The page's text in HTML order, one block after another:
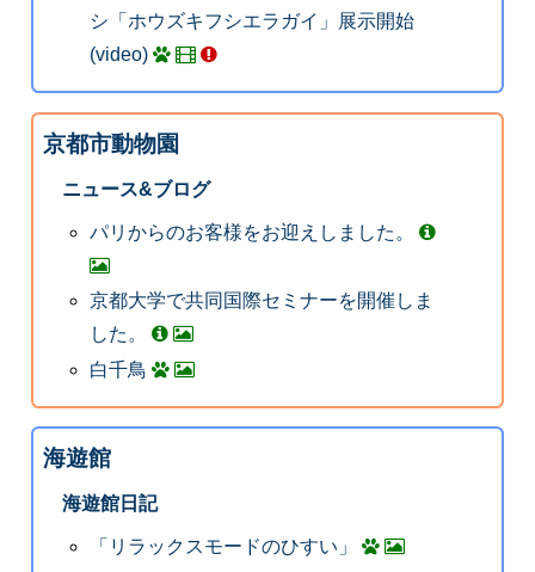
シ「ホウズキフシエラガイ」展示開始
(video)
京都市動物園
ニュース&ブログ
パリからのお客様をお迎えしました。
京都大学で共同国際セミナーを開催しま
した。
白千鳥
海遊館
海遊館日記
「リラックスモードのひすい」